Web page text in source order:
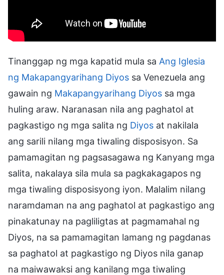
Tinanggap ng mga kapatid mula sa Ang Iglesia
ng Makapangyarihang Diyos sa Venezuela ang
gawain ng Makapangyarihang Diyos sa mga
huling araw. Naranasan nila ang paghatol at
pagkastigo ng mga salita ng Diyos at nakilala
ang sarili nilang mga tiwaling disposisyon. Sa
pamamagitan ng pagsasagawa ng Kanyang mga
salita, nakalaya sila mula sa pagkakagapos ng
mga tiwaling disposisyong iyon. Malalim nilang
naramdaman na ang paghatol at pagkastigo ang
pinakatunay na pagliligtas at pagmamahal ng
Diyos, na sa pamamagitan lamang ng pagdanas
sa paghatol at pagkastigo ng Diyos nila ganap
na maiwawaksi ang kanilang mga tiwaling